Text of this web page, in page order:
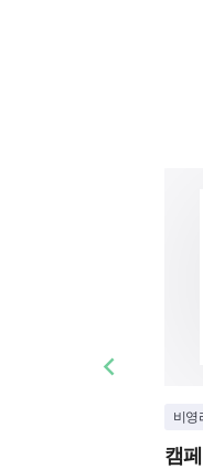
비영
캠
Previous slide